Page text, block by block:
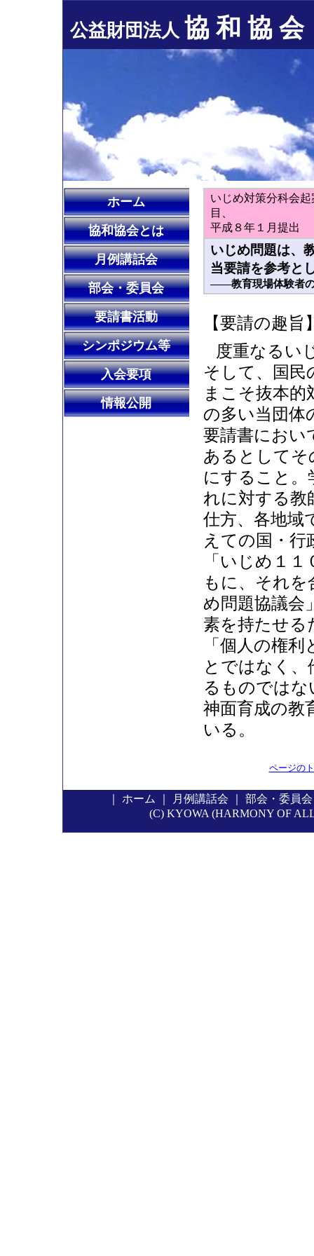
公益財団法人 協 和 協 会
ホーム
協和協会とは
月例講話会
部会・委員会
要請書活動
シンポジウム等
入会要項
情報公開
いじめ対策分科会
目、
平成８年１月提出
いじめ問題は、
当要請を参考と
――教育現場体験者
【要請の趣旨
度重なるい
そして、国民
まこそ抜本
の多い当団体
要請書におい
あるとしてそ
にすること。
れに対する教
仕方、各地域
えての国・
「いじめ１
もに、それ
め問題協議会
素を持たせる
「個人の権
とではなく
るものではな
神面育成の教
いる。
ページの
ホーム 月例講話会 部会・委員会
(C) KYOWA (HARMONY OF